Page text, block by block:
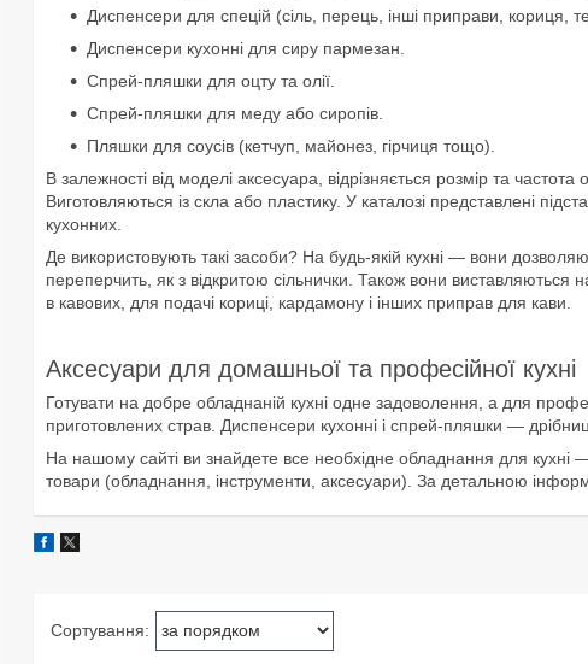
Диспенсери для спецій (сіль, перець, інші приправи, кориця,
Диспенсери кухонні для сиру пармезан.
Спрей-пляшки для оцту та олії.
Спрей-пляшки для меду або сиропів.
Пляшки для соусів (кетчуп, майонез, гірчиця тощо).
В залежності від моделі аксесуара, відрізняється розмір та частота
Виготовляються із скла або пластику. У каталозі представлені
кухонних.
Де використовують такі засоби? На будь-якій кухні — вони
переперчить, як з відкритою сільнички. Також вони виставляються
в кавових, для подачі кориці, кардамону і інших приправ для кави.
Аксесуари для домашньої та професійної кухні
Готувати на добре обладнаній кухні одне задоволення, а для
приготовлених страв. Диспенсери кухонні і спрей-пляшки —
На нашому сайті ви знайдете все необхідне обладнання для кухні
товари (обладнання, інструменти, аксесуари). За детальною